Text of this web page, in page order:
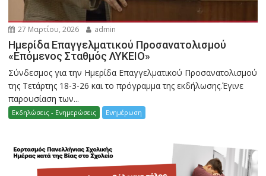
27 Μαρτίου, 2026 admin
Ημερίδα Επαγγελματικού Προσανατολισμού
«Επόμενος Σταθμός ΛΥΚΕΙΟ»
Σύνδεσμος για την Ημερίδα Επαγγελματικού Προσανατολισμού
της Τετάρτης 18-3-26 και το πρόγραμμα της εκδήλωσης.Έγινε
παρουσίαση των...
Εκδηλώσεις - Ενημερώσεις Ενημέρωση